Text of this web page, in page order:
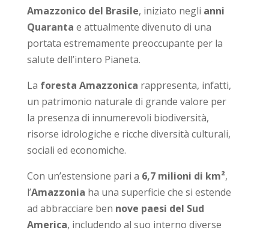
Amazzonico del Brasile, iniziato negli anni
Quaranta e attualmente divenuto di una
portata estremamente preoccupante per la
salute dell’intero Pianeta.
La foresta Amazzonica rappresenta, infatti,
un patrimonio naturale di grande valore per
la presenza di innumerevoli biodiversità,
risorse idrologiche e ricche diversità culturali,
sociali ed economiche.
Con un’estensione pari a 6,7 milioni di km²,
l’Amazzonia ha una superficie che si estende
ad abbracciare ben nove paesi del Sud
America, includendo al suo interno diverse